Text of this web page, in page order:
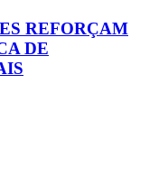
REFORÇAM
DE